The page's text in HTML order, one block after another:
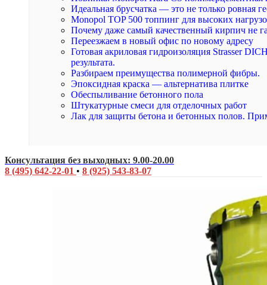
Идеальная брусчатка — это не только ровная
Monopol TOP 500 топпинг для высоких
Почему даже самый качественный кирпич не
Переезжаем в новый офис по новому адресу
Готовая акриловая гидроизоляция Strasser
результата.
Разбираем преимущества полимерной фибры.
Эпоксидная краска — альтернатива плитке
Обеспыливание бетонного пола
Штукатурные смеси для отделочных работ
Лак для защиты бетона и бетонных полов.
Консультация без выходных: 9.00-20.00
8 (495) 642-22-01 • 8 (925) 543-83-07